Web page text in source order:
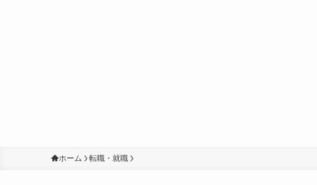
ホーム 転職・就職